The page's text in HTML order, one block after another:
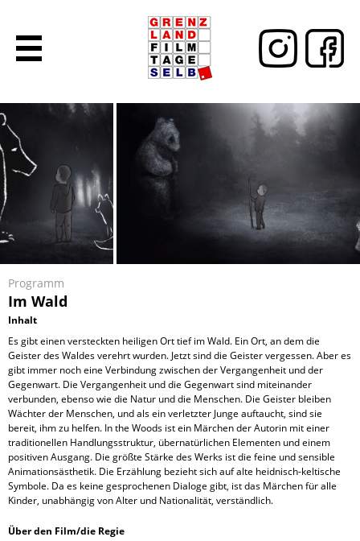
Programm
Im Wald
Inhalt
Es gibt einen versteckten heiligen Ort tief im Wald. Ein Ort, an dem die
Geister des Waldes verehrt wurden. Jetzt sind die Geister vergessen. Aber es
gibt immer noch eine Verbindung zwischen der Vergangenheit und der
Gegenwart. Die Vergangenheit und die Gegenwart sind miteinander
verbunden, ebenso wie die Natur und die Menschen. Die Geister bleiben
Wächter der Menschen, und als ein verletzter Junge auftaucht, sind sie
bereit, ihm zu helfen. In the Woods ist ein Märchen der Autorin mit einer
traditionellen Handlungsstruktur, übernatürlichen Elementen und einem
positiven Ausgang. Die größte Stärke des Werks ist die feine und sensible
Animationsästhetik. Die Erzählung bezieht sich auf alte heidnisch-keltische
Symbole. Da es keine gesprochenen Dialoge gibt, ist das Märchen für alle
Kinder, unabhängig von Alter und Nationalität, verständlich.
Über den Film/die Regie